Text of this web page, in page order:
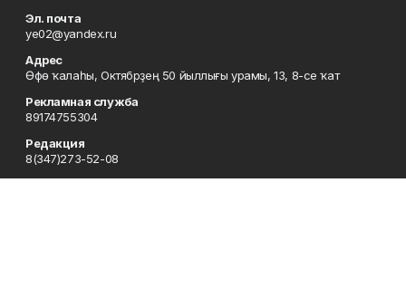
Эл. почта
ye02@yandex.ru
Адрес
Өфө ҡалаһы, Октябрҙең 50 йыллығы урамы, 13, 8-се ҡат
Рекламная служба
89174755304
Редакция
8(347)273-52-08